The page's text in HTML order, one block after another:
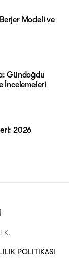
Modeli ve
Gündoğdu
İncelemeleri
2026
POLITIKASI
.